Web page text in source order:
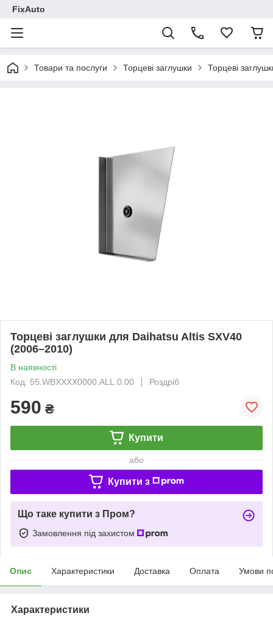
FixAuto
Товари та послуги Торцеві заглушки Торцеві
Торцеві заглушки для Daihatsu Altis SXV40
(2006–2010)
В наявності
Код: 55.WBXXXX0000.ALL.0.00
Роздріб
590 ₴
Купити
або
Купити з
Що таке купити з Пром?
Замовлення під захистом
Опис Характеристики Доставка Оплата Умови
Характеристики